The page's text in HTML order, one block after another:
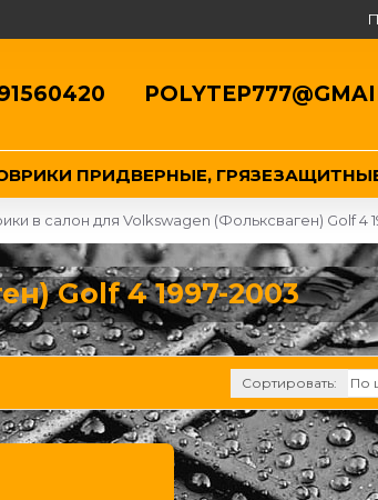
ПРИДВЕРНЫЕ,
в салон для Volkswagen (Фольксваген) Golf 4
Golf 4 1997-2003
Сортировать: